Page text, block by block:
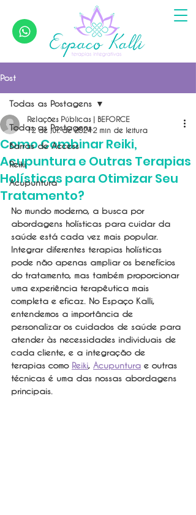
Post
Todas as Postagens
Barras de Access
Reiki
Acupuntura
Todas as Postagens
Como Combinar Reiki,
Acupuntura e Outras Terapias
Holísticas para Otimizar Seu
Tratamento?
Relações Públicas | BEFORCE
12 de jul. de 2024 2 min de leitura
No mundo moderno, a busca por
abordagens holísticas para cuidar da
saúde está cada vez mais popular.
Integrar diferentes terapias holísticas
pode não apenas ampliar os benefícios
do tratamento, mas também proporcionar
uma experiência terapêutica mais
completa e eficaz. No Espaço Kalli,
entendemos a importância de
personalizar os cuidados de saúde para
atender às necessidades individuais de
cada cliente, e a integração de
terapias como Reiki, Acupuntura e outras
técnicas é uma das nossas abordagens
principais.